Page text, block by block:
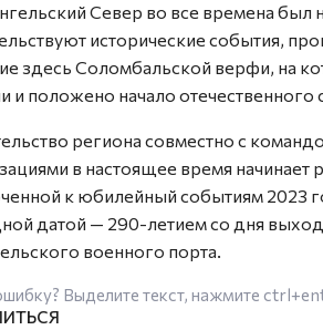
Север во все времена
исторические события,
здесь Соломбальской верфи, на
и положено начало отечественного
региона совместно с
в настоящее время
к юбилейный событиям 2023
датой — 290-летием со дня
военного порта.
Выделите текст, нажмите